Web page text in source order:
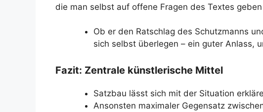
die man selbst auf offene Fragen des Textes
Ob er den Ratschlag des Schutzmanns
sich selbst überlegen – ein guter Anlass,
Fazit: Zentrale künstlerische Mittel
Satzbau lässt sich mit der Situation
Ansonsten maximaler Gegensatz